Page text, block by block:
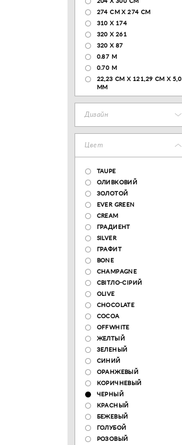
204 Х 300 СМ
274 СМ Х 274 СМ
310 X 174
320 X 261
320 X 87
0.87 M
0.70 M
22,23 CM X 121,29 CM X 5,0
MM
Дизайн
Цвет
TAUPE
ОЛИВКОВИЙ
ЗОЛОТОЙ
EVER GREEN
CREAM
ГРАДИЕНТ
SILVER
ГРАФИТ
BONE
CHAMPAGNE
СВІТЛО-СІРИЙ
OLIVE
CHOCOLATE
COCOA
OFFWHITE
ЖЕЛТЫЙ
ЗЕЛЕНЫЙ
СИНИЙ
ОРАНЖЕВЫЙ
КОРИЧНЕВЫЙ
ЧЕРНЫЙ
КРАСНЫЙ
БЕЖЕВЫЙ
ГОЛУБОЙ
РОЗОВЫЙ